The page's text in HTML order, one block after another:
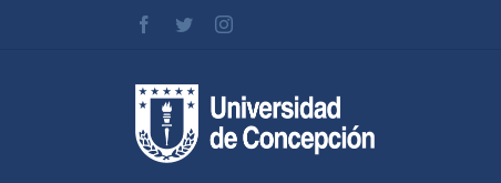
Facebook
TwitterInstagram